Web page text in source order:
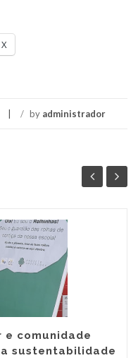
X
/ by administrador
comunidade
sustentabilidade